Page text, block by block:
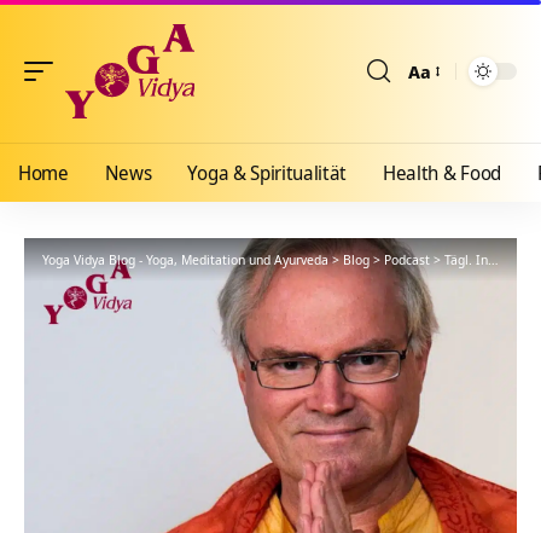
Aa
Home News Yoga & Spiritualität Health & Food
Yoga Vidya Blog - Yoga, Meditation und Ayurveda>Blog>Podcast>Tägl. Inspiration